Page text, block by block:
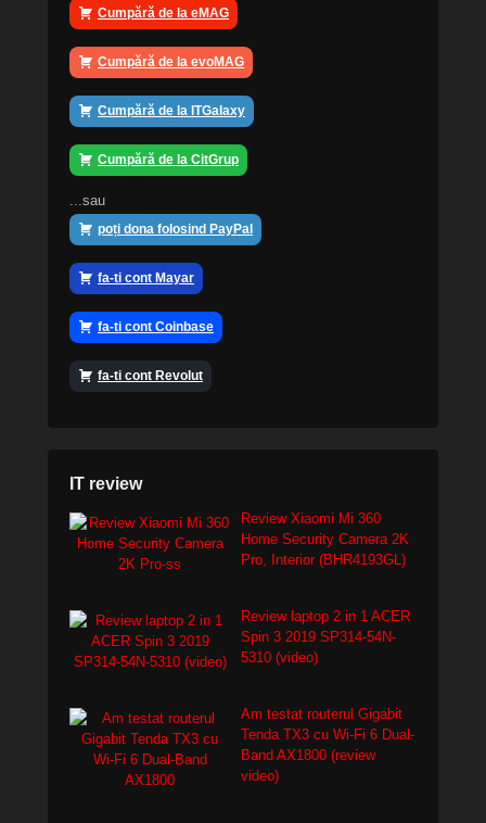
Cumpără de la eMAG
Cumpără de la evoMAG
Cumpără de la ITGalaxy
Cumpără de la CitGrup
...sau
poți dona folosind PayPal
fa-ti cont Mayar
fa-ti cont Coinbase
fa-ti cont Revolut
IT review
Review Xiaomi Mi 360
Home Security Camera 2K
Pro, Interior (BHR4193GL)
Review laptop 2 in 1 ACER
Spin 3 2019 SP314-54N-
5310 (video)
Am testat routerul Gigabit
Tenda TX3 cu Wi-Fi 6 Dual-
Band AX1800 (review
video)